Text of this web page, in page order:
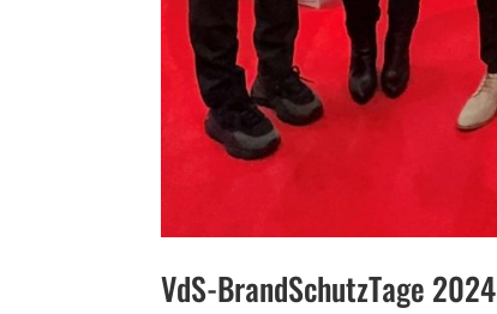
VdS-BrandSchutzTage 2024